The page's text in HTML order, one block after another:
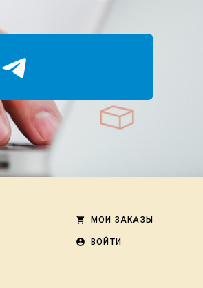
shopping_cart МОИ ЗАКАЗЫ
account_circle ВОЙТИ